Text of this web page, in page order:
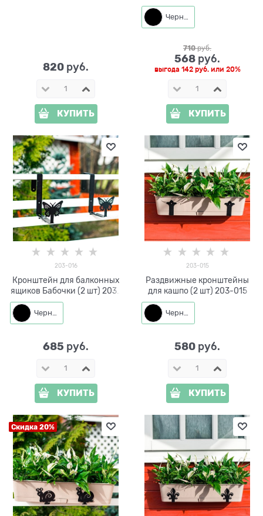
820 руб.
КУПИТЬ
Черный
710 руб.
568 руб.
выгода 142 руб.или 20%
КУПИТЬ
203-016
Кронштейн для балконных
ящиков Бабочки (2 шт) 203-
016
Черный
685 руб.
КУПИТЬ
203-015
Раздвижные кронштейны
для кашпо (2 шт) 203-015
Черный
580 руб.
КУПИТЬ
Скидка 20%